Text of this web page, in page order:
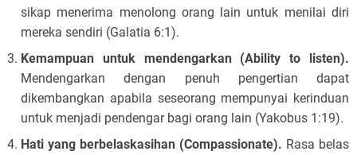
sikap menerima menolong orang lain untuk menilai diri
mereka sendiri (Galatia 6:1).
Kemampuan untuk mendengarkan (Ability to listen).
Mendengarkan dengan penuh pengertian dapat
dikembangkan apabila seseorang mempunyai kerinduan
untuk menjadi pendengar bagi orang lain (Yakobus 1:19).
Hati yang berbelaskasihan (Compassionate). Rasa belas